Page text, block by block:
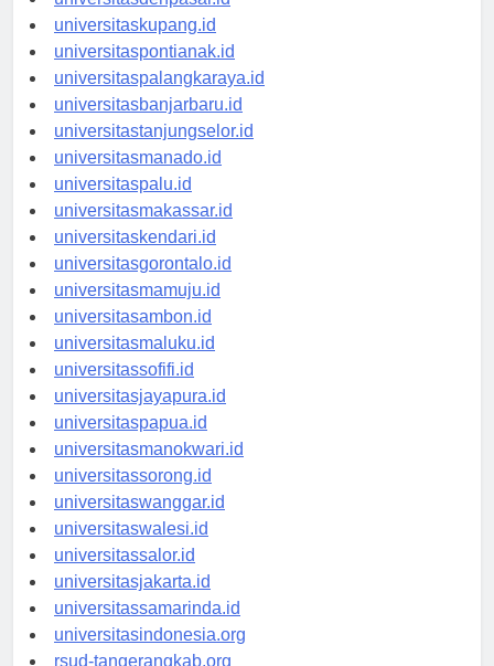
universitasdenpasar.id
universitaskupang.id
universitaspontianak.id
universitaspalangkaraya.id
universitasbanjarbaru.id
universitastanjungselor.id
universitasmanado.id
universitaspalu.id
universitasmakassar.id
universitaskendari.id
universitasgorontalo.id
universitasmamuju.id
universitasambon.id
universitasmaluku.id
universitassofifi.id
universitasjayapura.id
universitaspapua.id
universitasmanokwari.id
universitassorong.id
universitaswanggar.id
universitaswalesi.id
universitassalor.id
universitasjakarta.id
universitassamarinda.id
universitasindonesia.org